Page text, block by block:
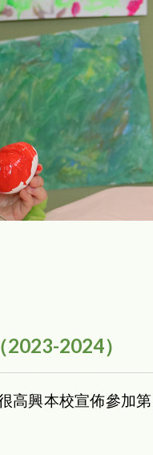
2024）
高興本校宣佈參加